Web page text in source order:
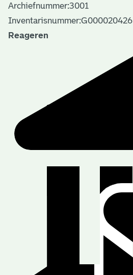
Archiefnummer:3001
Inventarisnummer:G000020426
Reageren